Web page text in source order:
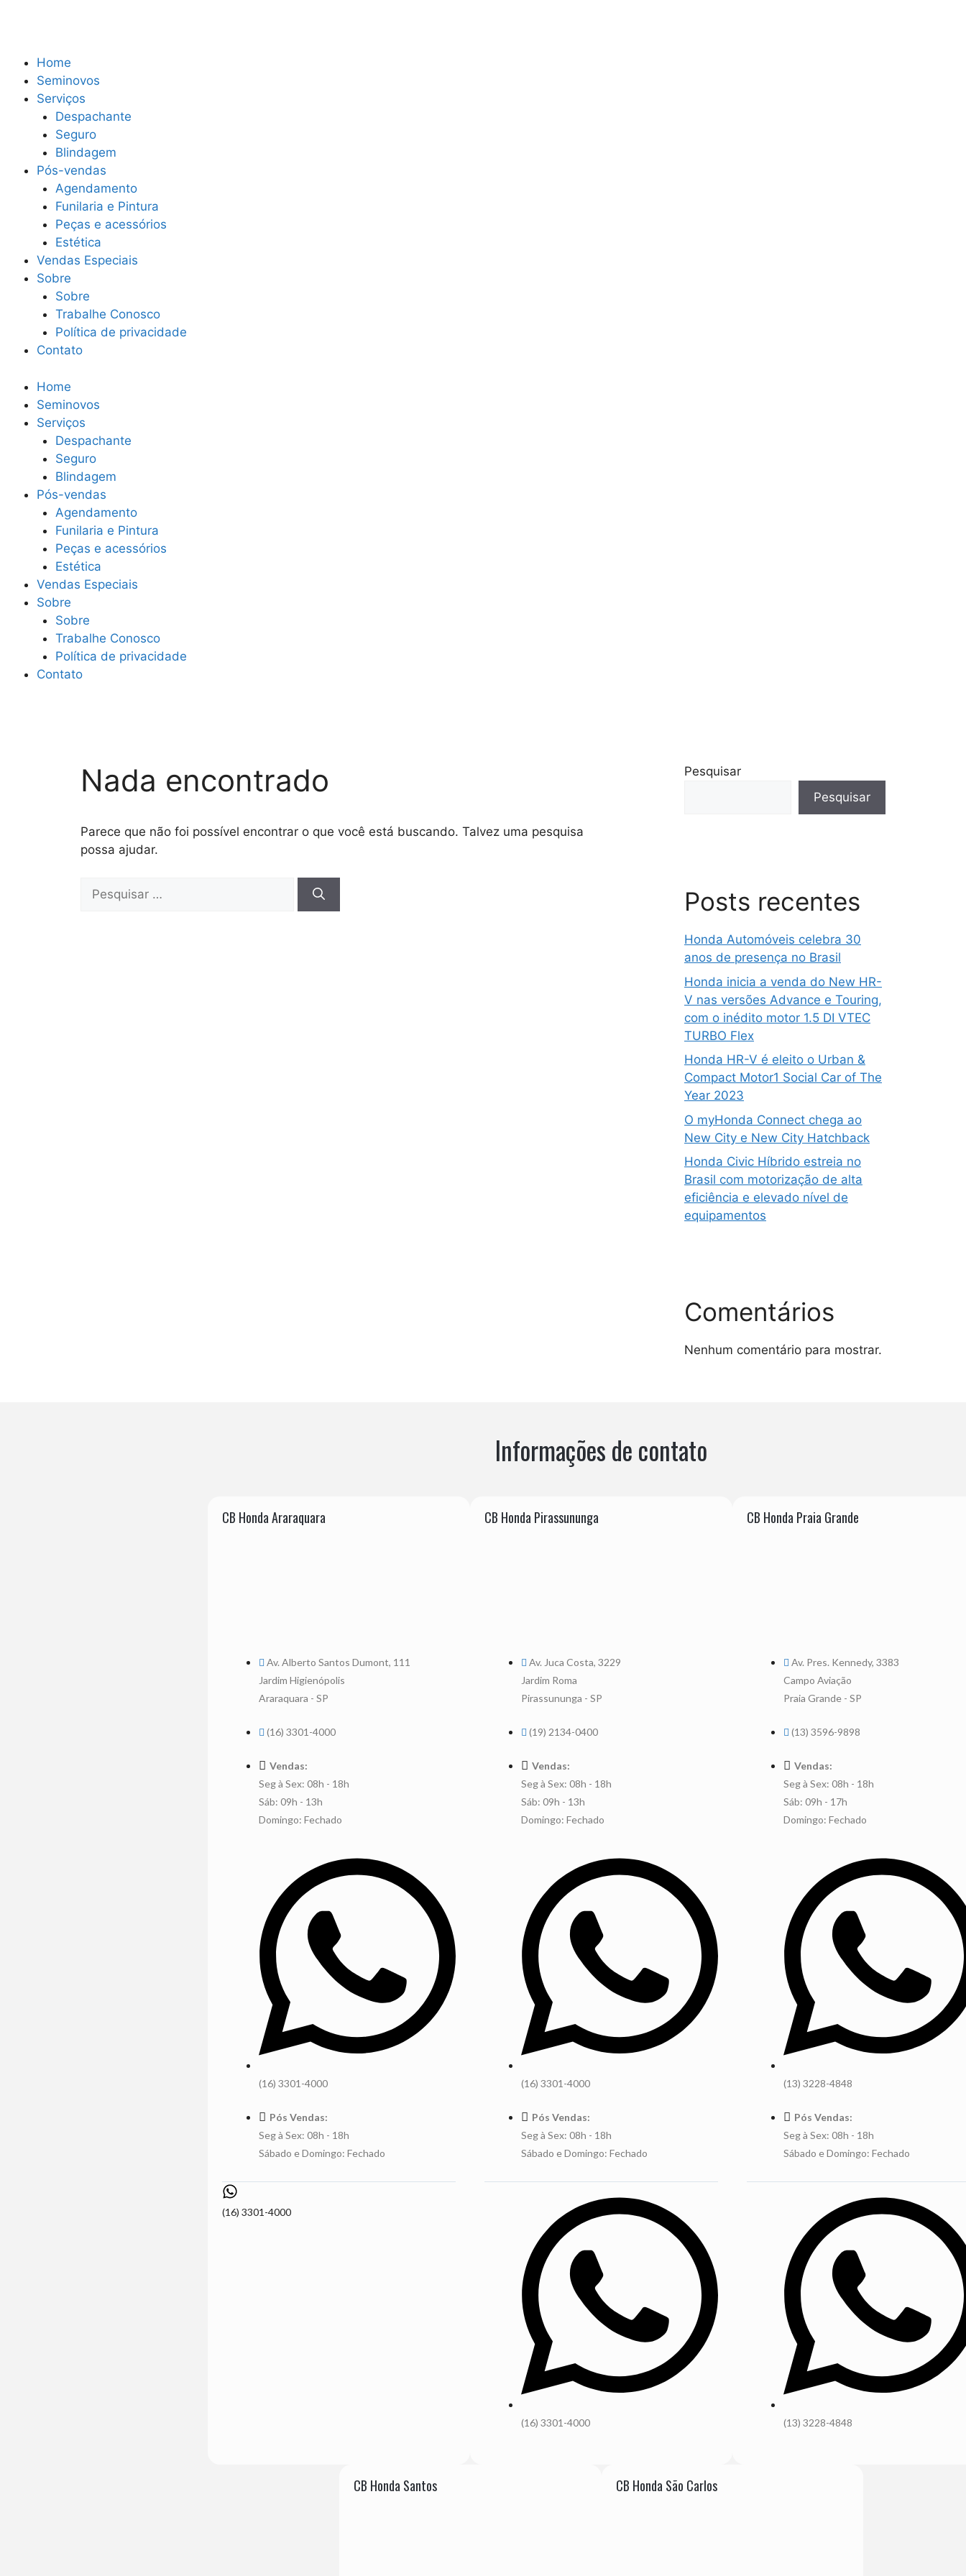
Home
Seminovos
Serviços
Despachante
Seguro
Blindagem
Pós-vendas
Agendamento
Funilaria e Pintura
Peças e acessórios
Estética
Vendas Especiais
Sobre
Sobre
Trabalhe Conosco
Política de privacidade
Contato
Home
Seminovos
Serviços
Despachante
Seguro
Blindagem
Pós-vendas
Agendamento
Funilaria e Pintura
Peças e acessórios
Estética
Vendas Especiais
Sobre
Sobre
Trabalhe Conosco
Política de privacidade
Contato
Nada encontrado
Parece que não foi possível encontrar o que você está buscando. Talvez uma pesquisa
possa ajudar.
Pesquisar
Pesquisar
Posts recentes
Honda Automóveis celebra 30
anos de presença no Brasil
Honda inicia a venda do New HR-
V nas versões Advance e Touring,
com o inédito motor 1.5 DI VTEC
TURBO Flex
Honda HR-V é eleito o Urban &
Compact Motor1 Social Car of The
Year 2023
O myHonda Connect chega ao
New City e New City Hatchback
Honda Civic Híbrido estreia no
Brasil com motorização de alta
eficiência e elevado nível de
equipamentos
Comentários
Nenhum comentário para mostrar.
Informações de contato
CB Honda Araraquara
Av. Alberto Santos Dumont, 111
Jardim Higienópolis
Araraquara - SP
(16) 3301-4000
Vendas:
Seg à Sex: 08h - 18h
Sáb: 09h - 13h
Domingo: Fechado
(16) 3301-4000
Pós Vendas:
Seg à Sex: 08h - 18h
Sábado e Domingo: Fechado
(16) 3301-4000
CB Honda Pirassununga
Av. Juca Costa, 3229
Jardim Roma
Pirassununga - SP
(19) 2134-0400
Vendas:
Seg à Sex: 08h - 18h
Sáb: 09h - 13h
Domingo: Fechado
(16) 3301-4000
Pós Vendas:
Seg à Sex: 08h - 18h
Sábado e Domingo: Fechado
(16) 3301-4000
CB Honda Praia Grande
Av. Pres. Kennedy, 3383
Campo Aviação
Praia Grande - SP
(13) 3596-9898
Vendas:
Seg à Sex: 08h - 18h
Sáb: 09h - 17h
Domingo: Fechado
(13) 3228-4848
Pós Vendas:
Seg à Sex: 08h - 18h
Sábado e Domingo: Fechado
(13) 3228-4848
CB Honda Santos CB Honda São Carlos